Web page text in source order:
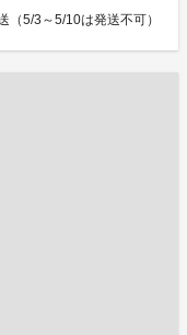
5/3～5/10は発送不可）